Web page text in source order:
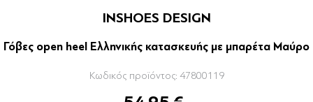
INSHOES DESIGN
Γόβες open heel Ελληνικής κατασκευής με μπαρέτα Μαύρο
Κωδικός προϊόντος: 47800119